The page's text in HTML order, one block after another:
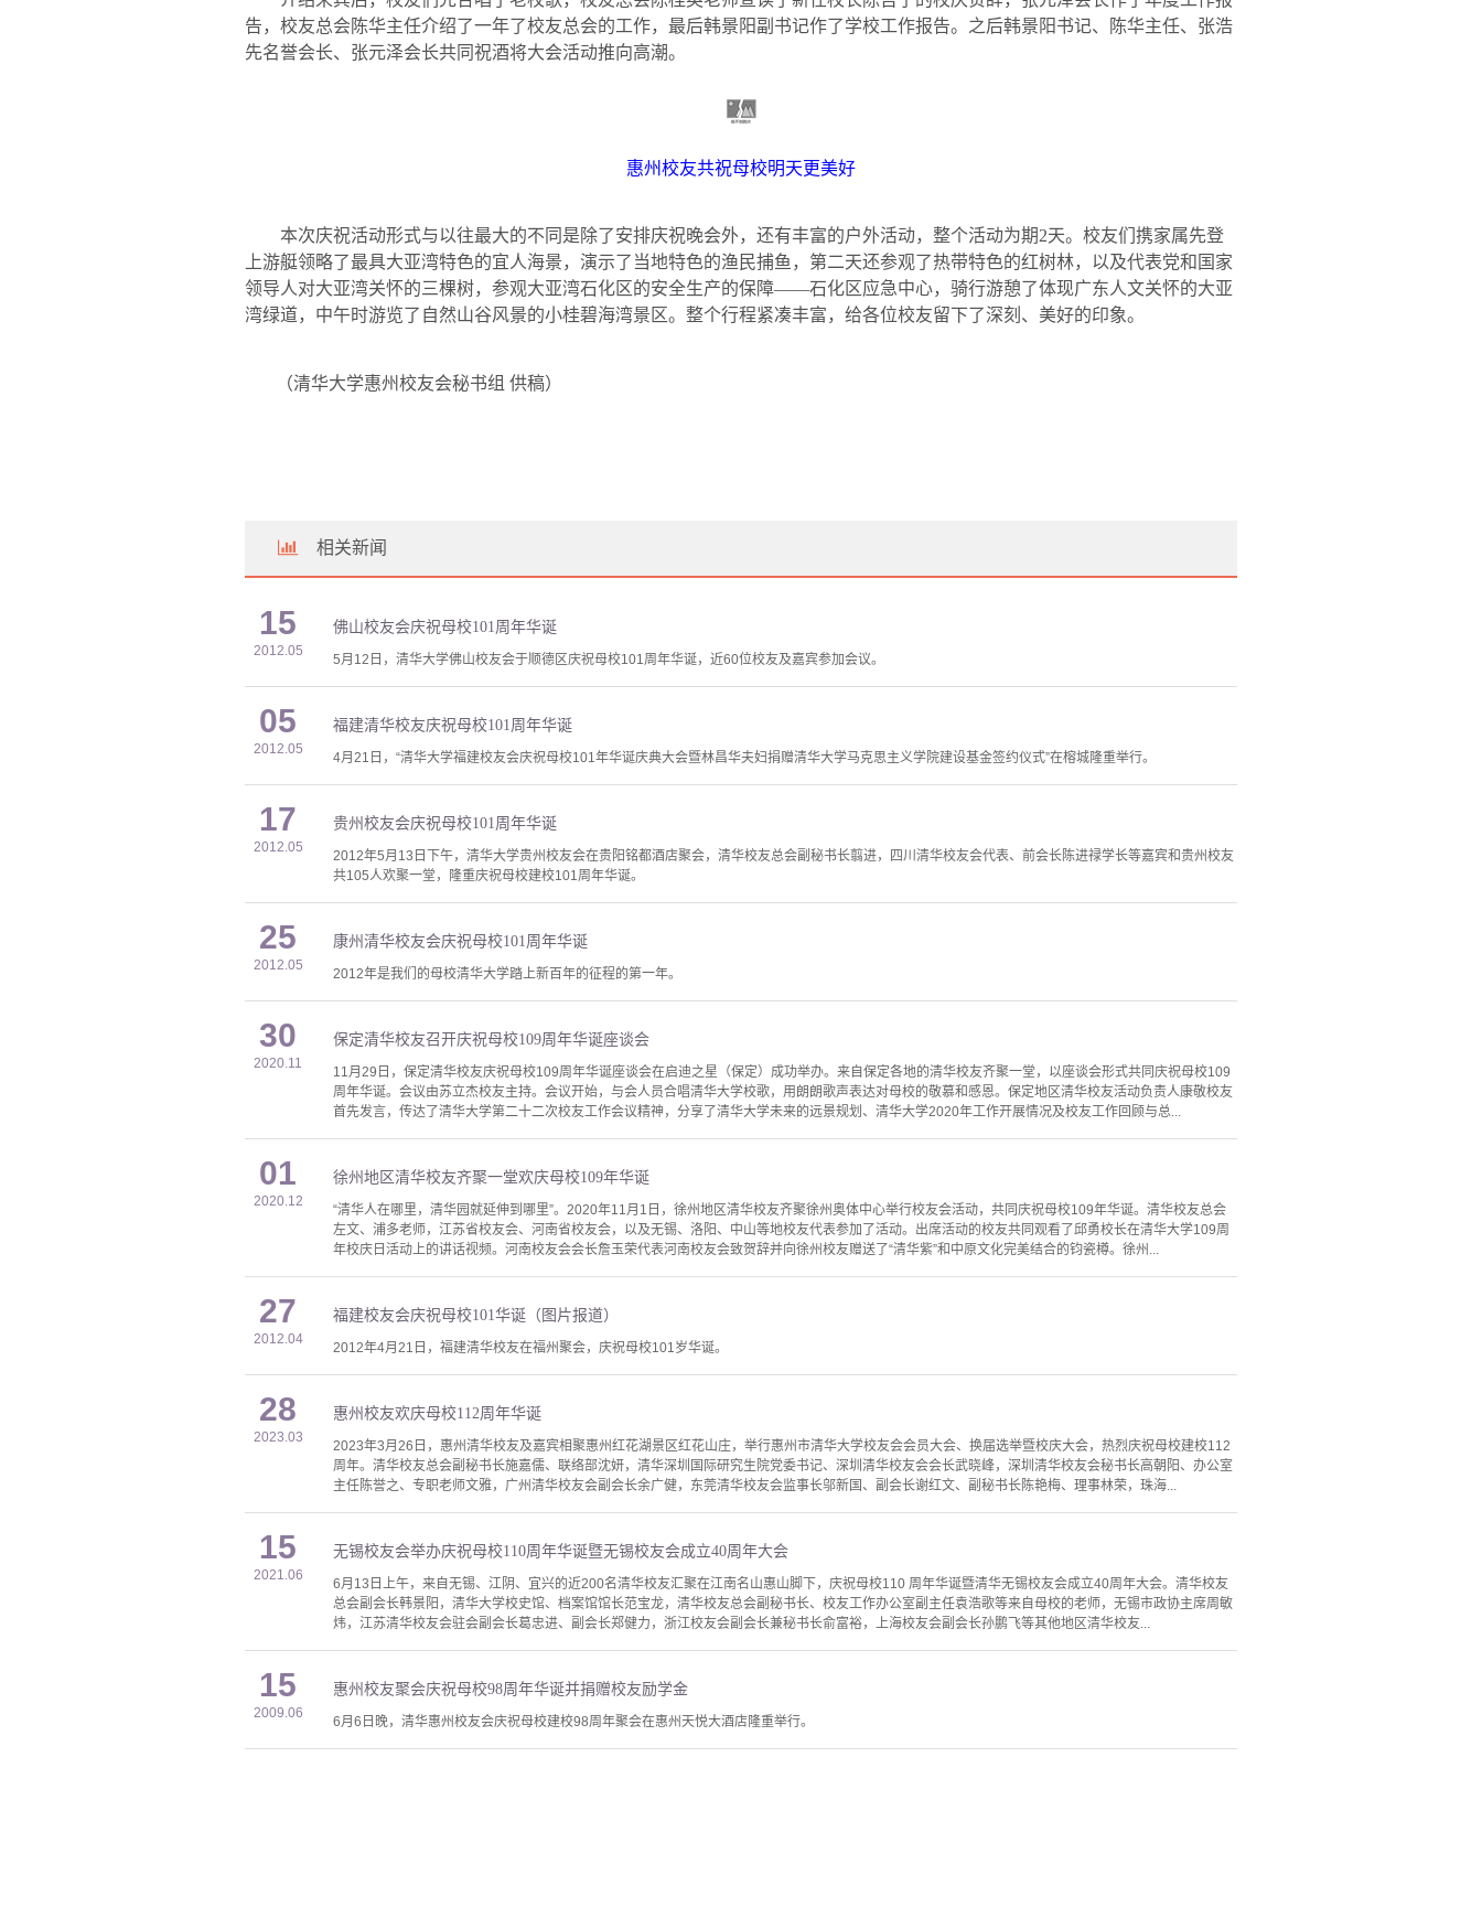
告，校友总会陈华主任介绍了一年了校友总会的工作，最后韩景阳副书记作了学校工作报告。之后韩景阳书记、陈华主任、张浩
先名誉会长、张元泽会长共同祝酒将大会活动推向高潮。
惠州校友共祝母校明天更美好
本次庆祝活动形式与以往最大的不同是除了安排庆祝晚会外，还有丰富的户外活动，整个活动为期2天。校友们携家属先登
上游艇领略了最具大亚湾特色的宜人海景，演示了当地特色的渔民捕鱼，第二天还参观了热带特色的红树林，以及代表党和国家
领导人对大亚湾关怀的三棵树，参观大亚湾石化区的安全生产的保障——石化区应急中心，骑行游憩了体现广东人文关怀的大亚
湾绿道，中午时游览了自然山谷风景的小桂碧海湾景区。整个行程紧凑丰富，给各位校友留下了深刻、美好的印象。
（清华大学惠州校友会秘书组 供稿）
相关新闻
15
2012.05
佛山校友会庆祝母校101周年华诞
5月12日，清华大学佛山校友会于顺德区庆祝母校101周年华诞，近60位校友及嘉宾参加会议。
05
2012.05
福建清华校友庆祝母校101周年华诞
4月21日，“清华大学福建校友会庆祝母校101年华诞庆典大会暨林昌华夫妇捐赠清华大学马克思主义学院建设基金签约仪式”在榕城隆重举行。
17
2012.05
贵州校友会庆祝母校101周年华诞
2012年5月13日下午，清华大学贵州校友会在贵阳铭都酒店聚会，清华校友总会副秘书长翦进，四川清华校友会代表、前会长陈进禄学长等嘉宾和贵州校友
共105人欢聚一堂，隆重庆祝母校建校101周年华诞。
25
2012.05
康州清华校友会庆祝母校101周年华诞
2012年是我们的母校清华大学踏上新百年的征程的第一年。
30
2020.11
保定清华校友召开庆祝母校109周年华诞座谈会
11月29日，保定清华校友庆祝母校109周年华诞座谈会在启迪之星（保定）成功举办。来自保定各地的清华校友齐聚一堂，以座谈会形式共同庆祝母校109
周年华诞。会议由苏立杰校友主持。会议开始，与会人员合唱清华大学校歌，用朗朗歌声表达对母校的敬慕和感恩。保定地区清华校友活动负责人康敬校友
首先发言，传达了清华大学第二十二次校友工作会议精神，分享了清华大学未来的远景规划、清华大学2020年工作开展情况及校友工作回顾与总...
01
2020.12
徐州地区清华校友齐聚一堂欢庆母校109年华诞
“清华人在哪里，清华园就延伸到哪里”。2020年11月1日，徐州地区清华校友齐聚徐州奥体中心举行校友会活动，共同庆祝母校109年华诞。清华校友总会
左文、浦多老师，江苏省校友会、河南省校友会，以及无锡、洛阳、中山等地校友代表参加了活动。出席活动的校友共同观看了邱勇校长在清华大学109周
年校庆日活动上的讲话视频。河南校友会会长詹玉荣代表河南校友会致贺辞并向徐州校友赠送了“清华紫”和中原文化完美结合的钧瓷樽。徐州...
27
2012.04
福建校友会庆祝母校101华诞（图片报道）
2012年4月21日，福建清华校友在福州聚会，庆祝母校101岁华诞。
28
2023.03
惠州校友欢庆母校112周年华诞
2023年3月26日，惠州清华校友及嘉宾相聚惠州红花湖景区红花山庄，举行惠州市清华大学校友会会员大会、换届选举暨校庆大会，热烈庆祝母校建校112
周年。清华校友总会副秘书长施嘉儒、联络部沈妍，清华深圳国际研究生院党委书记、深圳清华校友会会长武晓峰，深圳清华校友会秘书长高朝阳、办公室
主任陈誉之、专职老师文雅，广州清华校友会副会长余广健，东莞清华校友会监事长邬新国、副会长谢红文、副秘书长陈艳梅、理事林荣，珠海...
15
2021.06
无锡校友会举办庆祝母校110周年华诞暨无锡校友会成立40周年大会
6月13日上午，来自无锡、江阴、宜兴的近200名清华校友汇聚在江南名山惠山脚下，庆祝母校110 周年华诞暨清华无锡校友会成立40周年大会。清华校友
总会副会长韩景阳，清华大学校史馆、档案馆馆长范宝龙，清华校友总会副秘书长、校友工作办公室副主任袁浩歌等来自母校的老师，无锡市政协主席周敏
炜，江苏清华校友会驻会副会长葛忠进、副会长郑健力，浙江校友会副会长兼秘书长俞富裕，上海校友会副会长孙鹏飞等其他地区清华校友...
15
2009.06
惠州校友聚会庆祝母校98周年华诞并捐赠校友励学金
6月6日晚，清华惠州校友会庆祝母校建校98周年聚会在惠州天悦大酒店隆重举行。